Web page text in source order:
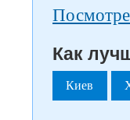
Как
Киев